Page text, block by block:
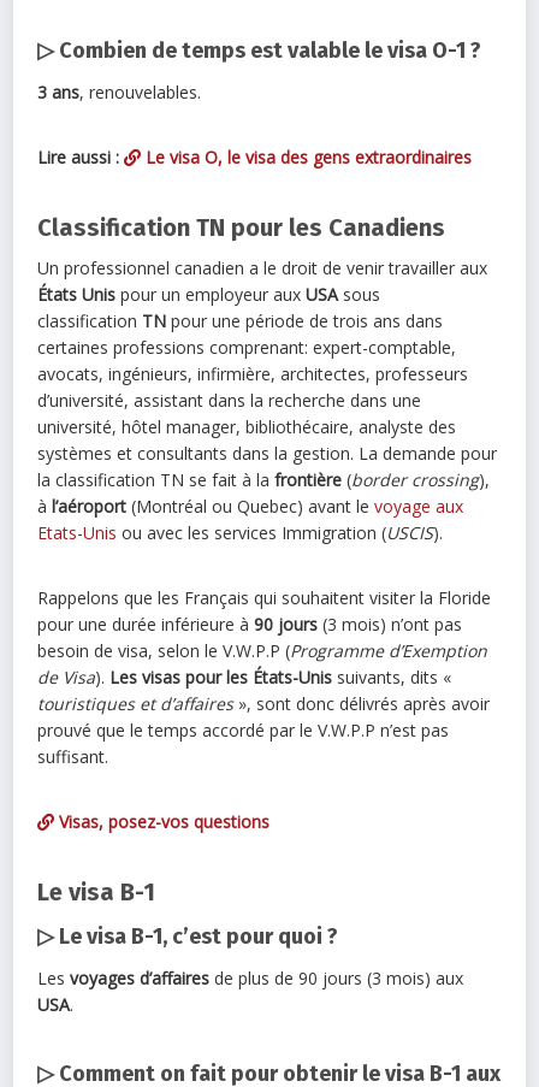
▷ Combien de temps est valable le visa O-1 ?
3 ans, renouvelables.
Lire aussi : Le visa O, le visa des gens extraordinaires
Classification TN pour les Canadiens
Un professionnel canadien a le droit de venir travailler aux
États Unis pour un employeur aux USAsous
classification TN pour une période de trois ans dans
certaines professions comprenant: expert-comptable,
avocats, ingénieurs, infirmière, architectes, professeurs
d’université, assistant dans la recherche dans une
université, hôtel manager, bibliothécaire, analyste des
systèmes et consultants dans la gestion. La demande pour
la classification TN se fait à lafrontière (border crossing),
àl’aéroport (Montréal ou Quebec) avant levoyage aux
Etats-Unis ou avec les services Immigration (USCIS).
Rappelons que les Français qui souhaitent visiter la Floride
pour une durée inférieure à90 jours (3 mois) n’ont pas
besoin de visa, selon le V.W.P.P (Programme d’Exemption
de Visa). Les visas pour les États-Unis suivants, dits «
touristiques et d’affaires», sont donc délivrés après avoir
prouvé que le temps accordé par le V.W.P.P n’est pas
suffisant.
Visas, posez-vos questions
Le visa B-1
▷ Le visa B-1, c’est pour quoi ?
Les voyages d’affaires de plus de 90 jours (3 mois) aux
USA.
▷ Comment on fait pour obtenir le visa B-1 aux